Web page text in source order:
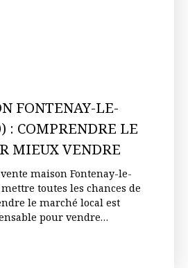
FONTENAY-LE-
: COMPRENDRE LE
MIEUX VENDRE
maison Fontenay-le-
toutes les chances de
le marché local est
pour vendre
prix. Dans cet article,
expertise du secteur afin de
les attentes des acheteurs et